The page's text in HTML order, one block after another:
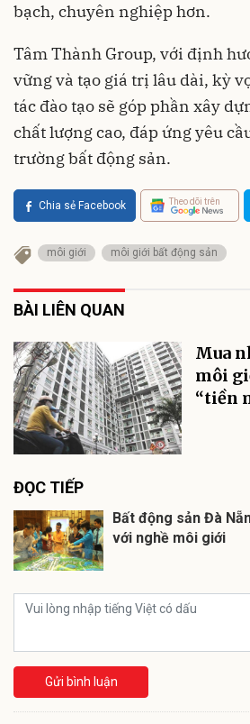
bạch, chuyên nghiệp hơn.
Tâm Thành Group, với định
vững và tạo giá trị lâu dài, kỳ
tác đào tạo sẽ góp phần xây
chất lượng cao, đáp ứng yêu
trường bất động sản.
Chia sẻ Facebook Theo dõi trên
môi giới môi giới bất động sản
BÀI LIÊN QUAN
Mua
môi
“tiền
ĐỌC TIẾP
Bất động sản Đà
với nghề môi giới
Gửi bình luận